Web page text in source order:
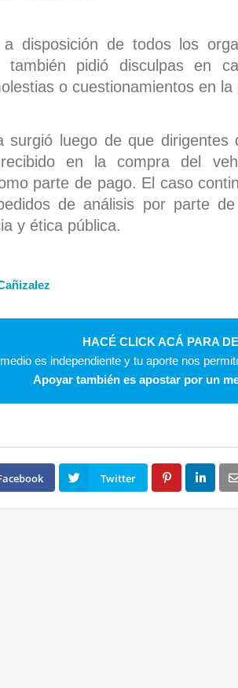
a disposición de todos los
también pidió disculpas en
o cuestionamientos en la
surgió luego de que dirigentes
recibido en la compra del
parte de pago. El caso
de análisis por parte de
y ética pública.
HACÉ CLICK ACÁ PARA
es independiente y tu aporte nos
Apoyar también es apostar por un
Twitter